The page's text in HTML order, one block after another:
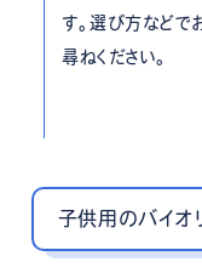
す。選び方などで
尋ねください。
子供用のバイオ